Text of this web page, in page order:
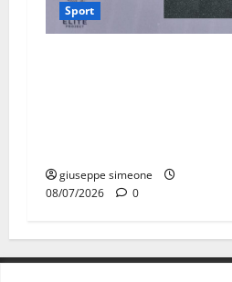
Sport
giuseppe simeone
08/07/2026
0